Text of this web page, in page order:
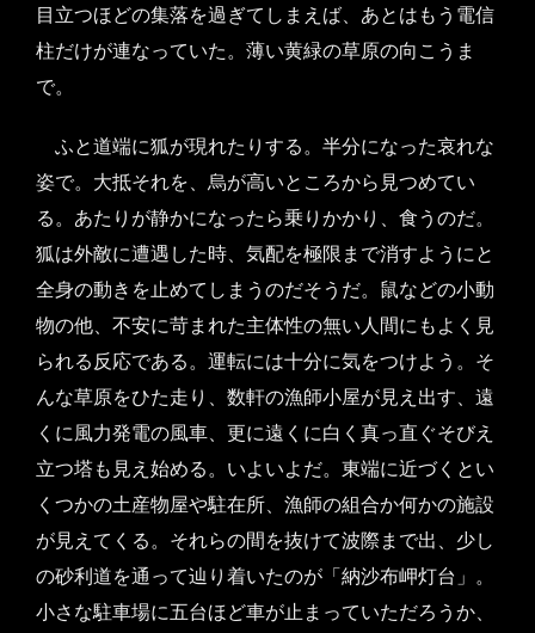
目立つほどの集落を過ぎてしまえば、あとはもう電信
柱だけが連なっていた。薄い黄緑の草原の向こうま
で。
ふと道端に狐が現れたりする。半分になった哀れな
姿で。大抵それを、烏が高いところから見つめてい
る。あたりが静かになったら乗りかかり、食うのだ。
狐は外敵に遭遇した時、気配を極限まで消すようにと
全身の動きを止めてしまうのだそうだ。鼠などの小動
物の他、不安に苛まれた主体性の無い人間にもよく見
られる反応である。運転には十分に気をつけよう。そ
んな草原をひた走り、数軒の漁師小屋が見え出す、遠
くに風力発電の風車、更に遠くに白く真っ直ぐそびえ
立つ塔も見え始める。いよいよだ。東端に近づくとい
くつかの土産物屋や駐在所、漁師の組合か何かの施設
が見えてくる。それらの間を抜けて波際まで出、少し
の砂利道を通って辿り着いたのが「納沙布岬灯台」。
小さな駐車場に五台ほど車が止まっていただろうか、